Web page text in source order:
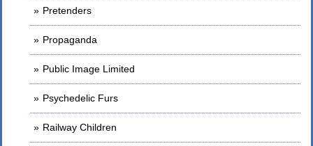
Pretenders
Propaganda
Public Image Limited
Psychedelic Furs
Railway Children